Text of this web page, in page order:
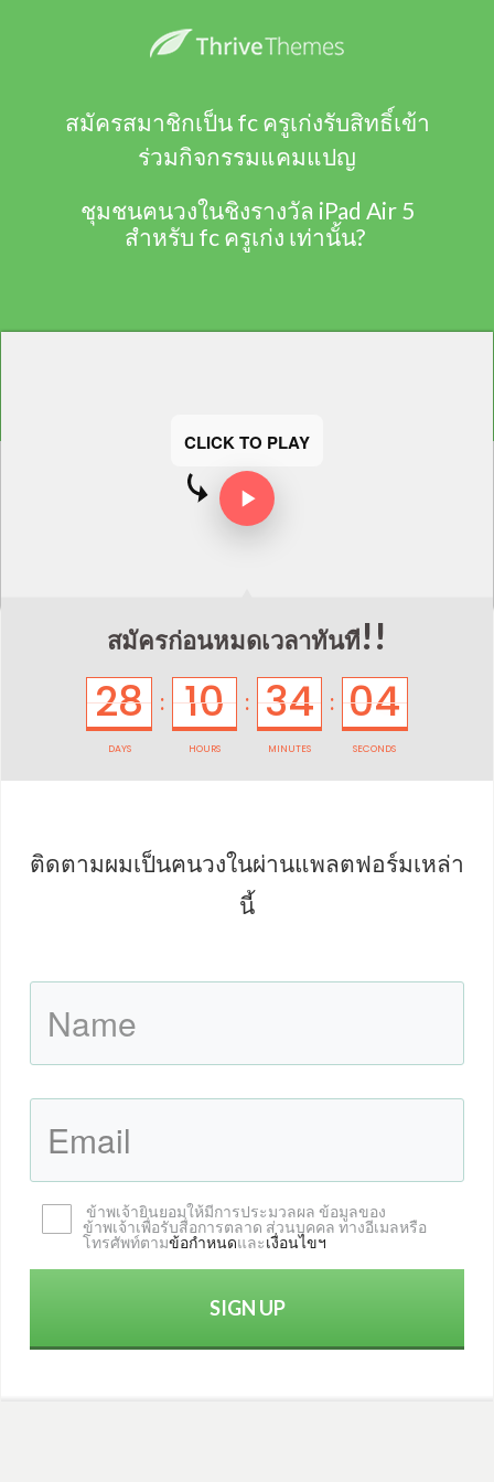
สมัครสมาชิกเป็น fc ครูเก่งรับสิทธิ์เข้า
ร่วมกิจกรรมแคมแปญ
ชุมชนฅนวงในชิงรางวัล iPad Air 5
สำหรับ fc ครูเก่ง เท่านั้น?
CLICK TO PLAY
สมัครก่อนหมดเวลาทันที!!
28
DAYS
: 10
HOURS
: 34
MINUTES
: 04
SECONDS
ติดตามผมเป็นฅนวงในผ่านแพลตฟอร์มเหล่า
นี้
ข้าพเจ้ายินยอมให้มีการประมวลผล ข้อมูลของ
ข้าพเจ้าเพื่อรับสื่อการตลาด ส่วนบุคคล ทางอีเมลหรือ
โทรศัพท์ตามข้อกำหนดและเงื่อนไขฯ
SIGN UP